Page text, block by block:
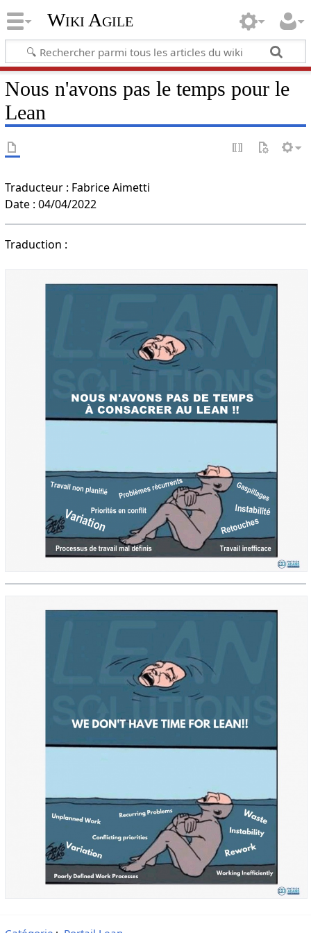
Wiki Agile
Nous n'avons pas le temps pour le
Lean
Traducteur : Fabrice Aimetti
Date : 04/04/2022
Traduction :